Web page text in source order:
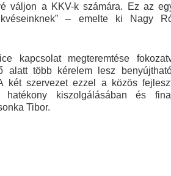
váljon a KKV-k számára. Ez az
– emelte ki Nagy
kapcsolat megteremtése
alatt több kérelem lesz
két szervezet ezzel a közös
hatékony kiszolgálásában és
Tibor.